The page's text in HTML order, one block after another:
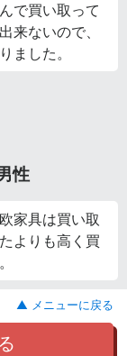
で買い取って
来ないので、
ました。
性
家具は買い取
よりも高く買
▲ メニューに戻る